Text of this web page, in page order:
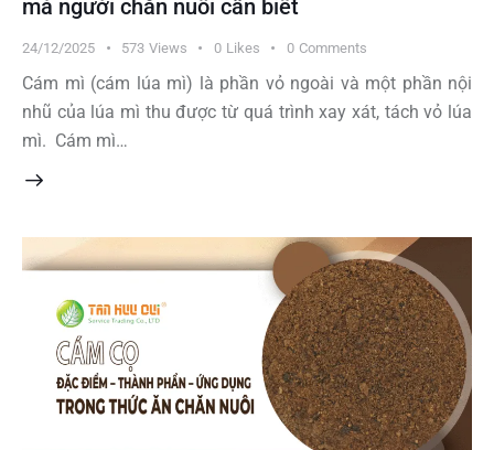
mà người chăn nuôi cần biết
24/12/2025 573 Views 0 Likes 0 Comments
Cám mì (cám lúa mì) là phần vỏ ngoài và một phần nội
nhũ của lúa mì thu được từ quá trình xay xát, tách vỏ lúa
mì. Cám mì…